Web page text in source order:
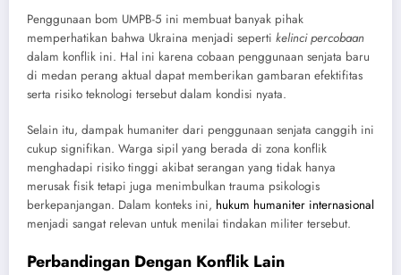
Penggunaan bom UMPB-5 ini membuat banyak pihak
memperhatikan bahwa Ukraina menjadi seperti kelinci percobaan
dalam konflik ini. Hal ini karena cobaan penggunaan senjata baru
di medan perang aktual dapat memberikan gambaran efektifitas
serta risiko teknologi tersebut dalam kondisi nyata.
Selain itu, dampak humaniter dari penggunaan senjata canggih ini
cukup signifikan. Warga sipil yang berada di zona konflik
menghadapi risiko tinggi akibat serangan yang tidak hanya
merusak fisik tetapi juga menimbulkan trauma psikologis
berkepanjangan. Dalam konteks ini, hukum humaniter internasional
menjadi sangat relevan untuk menilai tindakan militer tersebut.
Perbandingan Dengan Konflik Lain